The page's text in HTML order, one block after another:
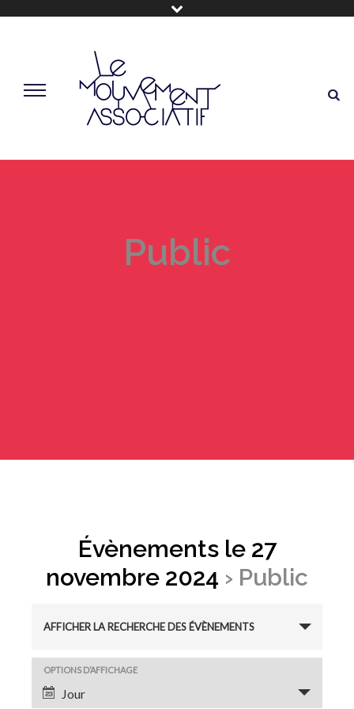
Public
Évènements le 27
novembre 2024 › Public
R
e
c
AFFICHER LA RECHERCHE DES ÉVÈNEMENTS
N
OPTIONS D’AFFICHAGE
Jour